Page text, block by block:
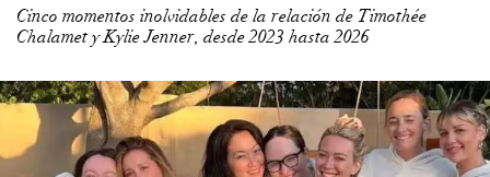
Cinco momentos inolvidables de la relación de Timothée
Chalamet y Kylie Jenner, desde 2023 hasta 2026